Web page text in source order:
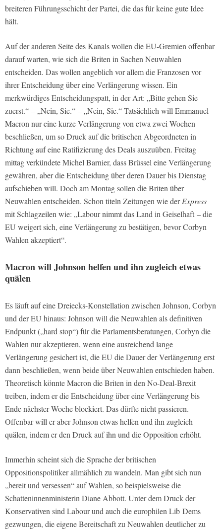
breiteren Führungsschicht der Partei, die das für keine gute Idee
hält.
Auf der anderen Seite des Kanals wollen die EU-Gremien offenbar
darauf warten, wie sich die Briten in Sachen Neuwahlen
entscheiden. Das wollen angeblich vor allem die Franzosen vor
ihrer Entscheidung über eine Verlängerung wissen. Ein
merkwürdiges Entscheidungspatt, in der Art: „Bitte gehen Sie
zuerst.“ – „Nein, Sie.“ – „Nein, Sie.“ Tatsächlich will Emmanuel
Macron nur eine kurze Verlängerung von etwa zwei Wochen
beschließen, um so Druck auf die britischen Abgeordneten in
Richtung auf eine Ratifizierung des Deals auszuüben. Freitag
mittag verkündete Michel Barnier, dass Brüssel eine Verlängerung
gewähren, aber die Entscheidung über deren Dauer bis Dienstag
aufschieben will. Doch am Montag sollen die Briten über
Neuwahlen entscheiden. Schon titeln Zeitungen wie derExpress
mit Schlagzeilen wie: „Labour nimmt das Land in Geiselhaft – die
EU weigert sich, eine Verlängerung zu bestätigen, bevor Corbyn
Wahlen akzeptiert“.
Macron will Johnson helfen und ihn zugleich etwas
quälen
Es läuft auf eine Dreiecks-Konstellation zwischen Johnson, Corbyn
und der EU hinaus: Johnson will die Neuwahlen als definitiven
Endpunkt („hard stop“) für die Parlamentsberatungen, Corbyn die
Wahlen nur akzeptieren, wenn eine ausreichend lange
Verlängerung gesichert ist, die EU die Dauer der Verlängerung erst
dann beschließen, wenn beide über Neuwahlen entschieden haben.
Theoretisch könnte Macron die Briten in den No-Deal-Brexit
treiben, indem er die Entscheidung über eine Verlängerung bis
Ende nächster Woche blockiert. Das dürfte nicht passieren.
Offenbar will er aber Johnson etwas helfen und ihn zugleich
quälen, indem er den Druck auf ihn und die Opposition erhöht.
Immerhin scheint sich die Sprache der britischen
Oppositionspolitiker allmählich zu wandeln. Man gibt sich nun
„bereit und versessen“ auf Wahlen, so beispielsweise die
Schatteninnenministerin Diane Abbott. Unter dem Druck der
Konservativen sind Labour und auch die europhilen Lib Dems
gezwungen, die eigene Bereitschaft zu Neuwahlen deutlicher zu